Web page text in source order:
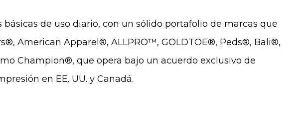
de uso diario, con un sólido portafolio de marcas que
American Apparel®, ALLPRO™, GOLDTOE®, Peds®, Bali®,
Champion®, que opera bajo un acuerdo exclusivo de
en EE. UU. y Canadá.